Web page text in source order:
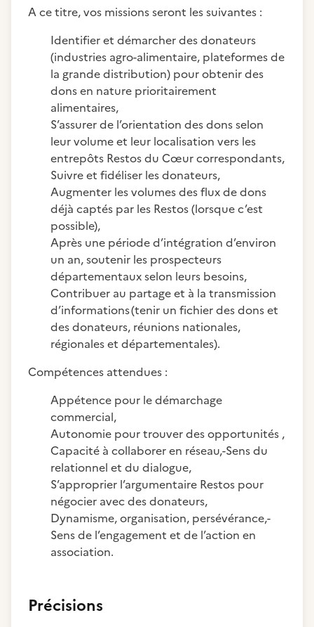
A ce titre, vos missions seront les suivantes :
Identifier et démarcher des donateurs
(industries agro-alimentaire, plateformes de
la grande distribution) pour obtenir des
dons en nature prioritairement
alimentaires,
S’assurer de l’orientation des dons selon
leur volume et leur localisation vers les
entrepôts Restos du Cœur correspondants,
Suivre et fidéliser les donateurs,
Augmenter les volumes des flux de dons
déjà captés par les Restos (lorsque c’est
possible),
Après une période d’intégration d’environ
un an, soutenir les prospecteurs
départementaux selon leurs besoins,
Contribuer au partage et à la transmission
d’informations (tenir un fichier des dons et
des donateurs, réunions nationales,
régionales et départementales).
Compétences attendues :
Appétence pour le démarchage
commercial,
Autonomie pour trouver des opportunités ,
Capacité à collaborer en réseau,-Sens du
relationnel et du dialogue,
S’approprier l’argumentaire Restos pour
négocier avec des donateurs,
Dynamisme, organisation, persévérance,-
Sens de l’engagement et de l’action en
association.
Précisions